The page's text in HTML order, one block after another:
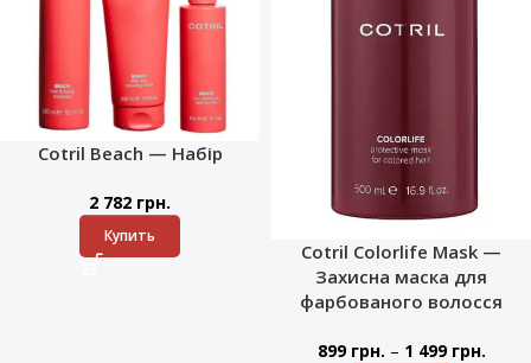
Cotril Beach — Набір
2 782 грн.
Купить
Cotril Colorlife Mask —
Захисна маска для
фарбованого волосся
899 грн. – 1 499 грн.